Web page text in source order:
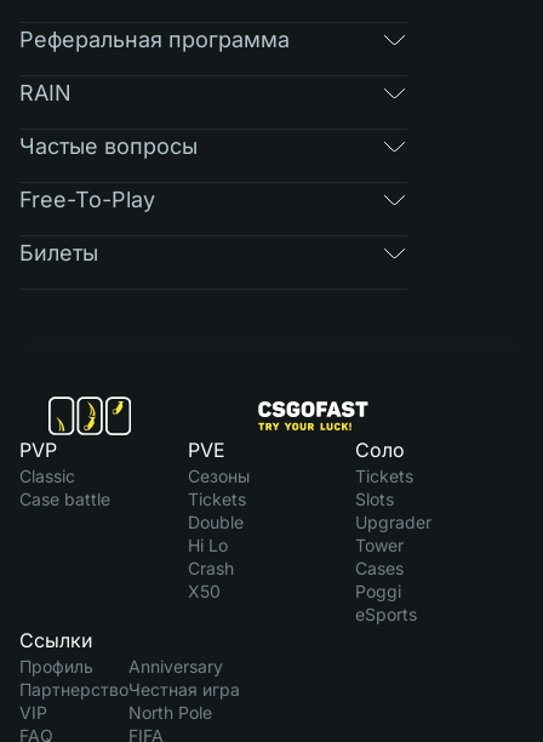
Реферальная программа
RAIN
Частые вопросы
Free-To-Play
Билеты
PVP
Classic
Case battle
PVE
Сезоны
Tickets
Double
Hi Lo
Crash
X50
Соло
Tickets
Slots
Upgrader
Tower
Cases
Poggi
eSports
Ссылки
Профиль
Партнерство
VIP
FAQ
Anniversary
Честная игра
North Pole
FIFA